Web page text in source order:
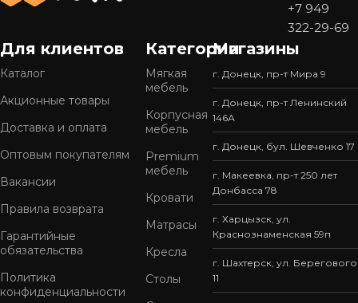
+7 949
322-29-69
Для клиентов
Каталог
Акционные товары
Доставка и оплата
Оптовым покупателям
Вакансии
Правила возврата
Гарантийные
обязательства
Политика
конфиденциальности
Категории
Мягкая
мебель
Корпусная
мебель
Premium
мебель
Кровати
Матрасы
Кресла
Столы
Магазины
г. Донецк, пр-т Мира 9
г. Донецк, пр-т Ленинский
146А
г. Донецк, бул. Шевченко 17
г. Макеевка, пр-т 250 лет
Донбасса 78
г. Харцызск, ул.
Краснознаменская 59п
г. Шахтерск, ул. Берегового
11